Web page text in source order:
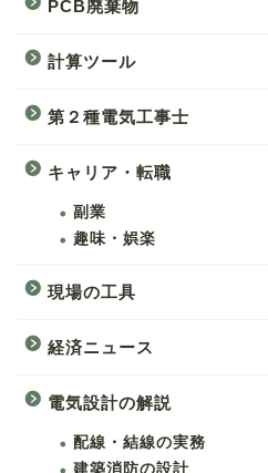
PCB廃棄物
計算ツール
第２種電気工事士
キャリア・転職
副業
趣味・娯楽
現場の工具
経済ニュース
電気設計の解説
配線・結線の実務
建築消防の設計